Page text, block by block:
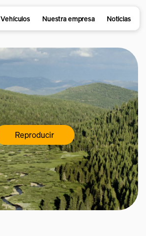
Vehículos Nuestra empresa Noticias
Reproducir